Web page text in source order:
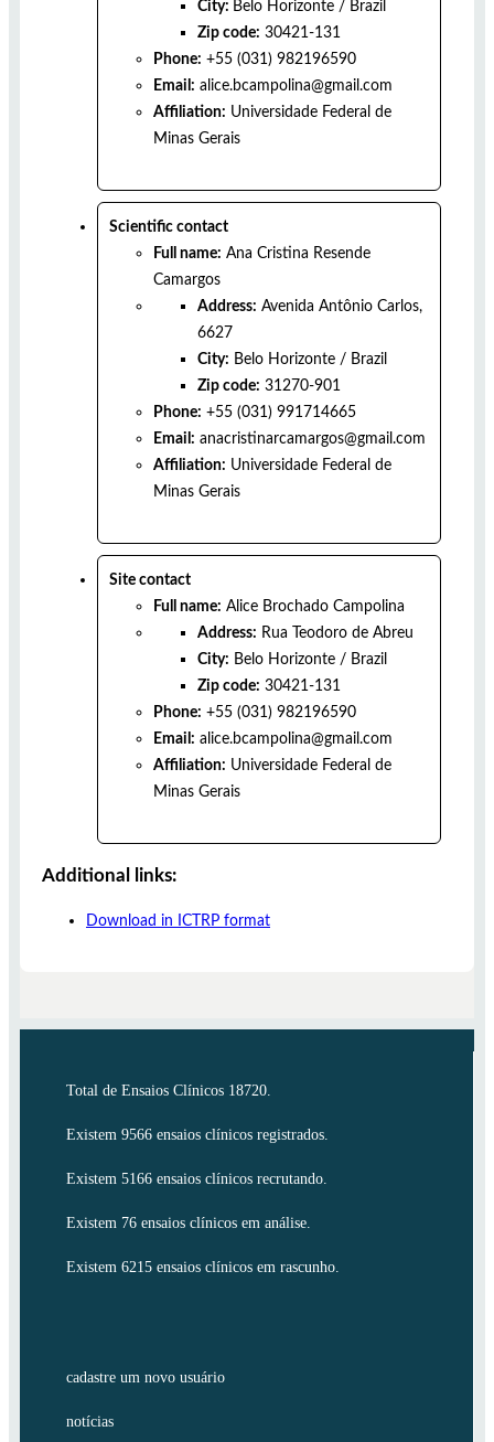
City: Belo Horizonte / Brazil
Zip code: 30421-131
Phone: +55 (031) 982196590
Email: alice.bcampolina@gmail.com
Affiliation: Universidade Federal de
Minas Gerais
Scientific contact
Full name: Ana Cristina Resende
Camargos
Address: Avenida Antônio Carlos,
6627
City: Belo Horizonte / Brazil
Zip code: 31270-901
Phone: +55 (031) 991714665
Email: anacristinarcamargos@gmail.com
Affiliation: Universidade Federal de
Minas Gerais
Site contact
Full name: Alice Brochado Campolina
Address: Rua Teodoro de Abreu
City: Belo Horizonte / Brazil
Zip code: 30421-131
Phone: +55 (031) 982196590
Email: alice.bcampolina@gmail.com
Affiliation: Universidade Federal de
Minas Gerais
Additional links:
Download in ICTRP format
Total de Ensaios Clínicos 18720.
Existem 9566 ensaios clínicos registrados.
Existem 5166 ensaios clínicos recrutando.
Existem 76 ensaios clínicos em análise.
Existem 6215 ensaios clínicos em rascunho.
cadastre um novo usuário
notícias